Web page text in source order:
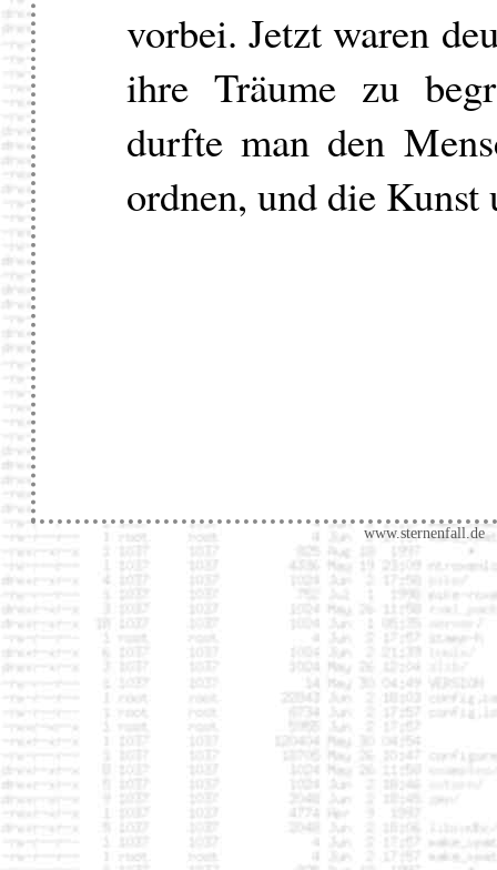
vorbei. Jetzt waren
ihre Träume zu
durfte man den
ordnen, und die
www.sternenfall.de